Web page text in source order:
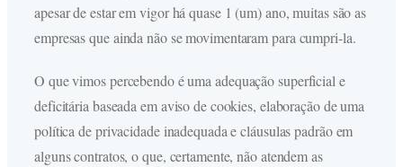
apesar de estar em vigor há quase 1 (um) ano, muitas são as
empresas que ainda não se movimentaram para cumpri-la.
O que vimos percebendo é uma adequação superficial e
deficitária baseada em aviso de cookies, elaboração de uma
política de privacidade inadequada e cláusulas padrão em
alguns contratos, o que, certamente, não atendem as